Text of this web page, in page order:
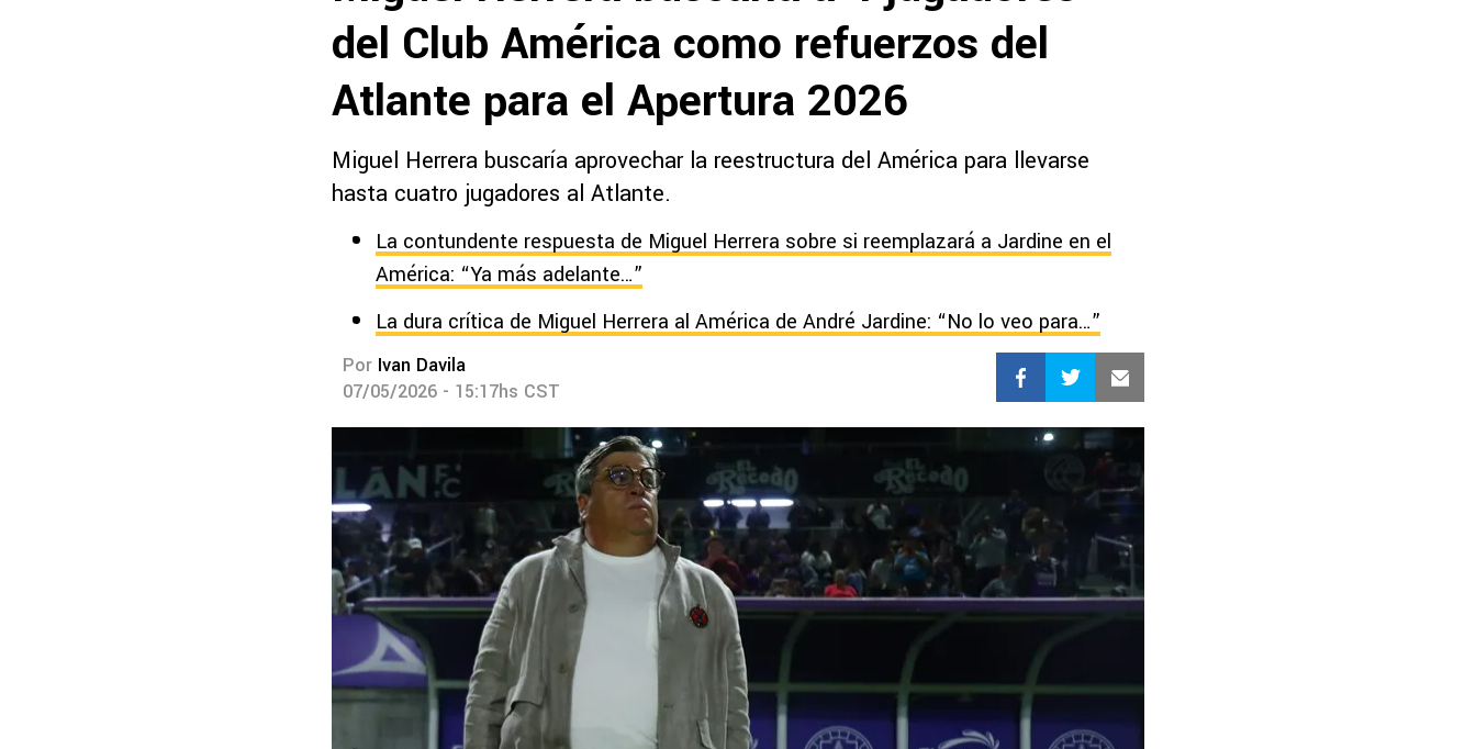
del Club América como refuerzos del
Atlante para el Apertura 2026
Miguel Herrera buscaría aprovechar la reestructura del América para llevarse
hasta cuatro jugadores al Atlante.
La contundente respuesta de Miguel Herrera sobre si reemplazará a Jardine en el
América: “Ya más adelante…”
La dura crítica de Miguel Herrera al América de André Jardine: “No lo veo para…”
Por Ivan Davila
07/05/2026 - 15:17hs CST